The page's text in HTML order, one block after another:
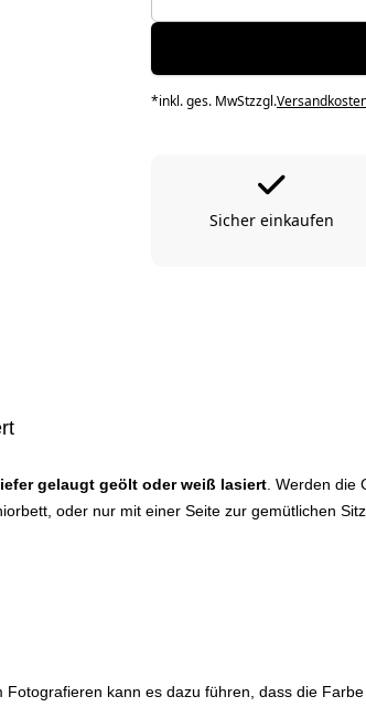
*inkl. ges. MwStzzgl.
Sicher einkaufen
r gelaugt geölt oder weiß lasiert . Werden
oder nur mit einer Seite zur gemütlichen
kann es dazu führen, dass die